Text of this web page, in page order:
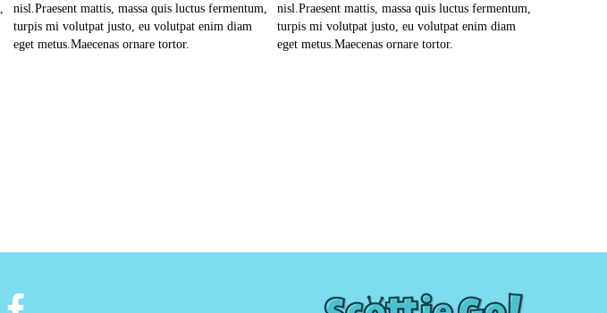
nisl.Praesent mattis, massa quis luctus fermentum,
turpis mi volutpat justo, eu volutpat enim diam
eget metus.Maecenas ornare tortor.
nisl.Praesent mattis, massa quis luctus fermentum,
turpis mi volutpat justo, eu volutpat enim diam
eget metus.Maecenas ornare tortor.